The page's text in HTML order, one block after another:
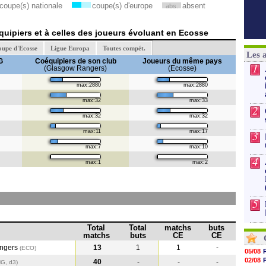
coupe(s) nationale coupe(s) d'europe abs. absent
et à celles des joueurs évoluant en Ecosse
d'Ecosse Ligue Europa Toutes compét.
Coéquipiers de son club
(Glasgow Rangers)
Joueurs du même pays
(Ecosse)
max:2880 max:2880
max:32 max:33
max:32 max:32
max:11 max:17
max:7 max:10
max:1 max:2
Total
matchs
Total
buts
matchs
CE
buts
CE
(ECO) 13 1 1
-
d3) 40 - -
-
Les
1
2
3
4
5
05/08
02/08